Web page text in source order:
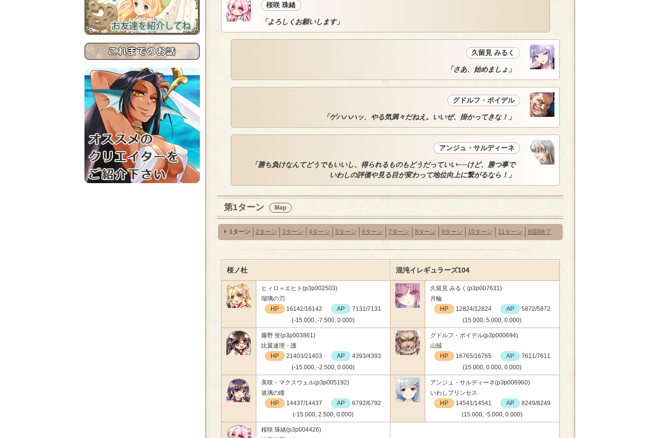
桜咲 珠緒
「よろしくお願いします」
久留見 みるく
「さあ、始めましょ」
グドルフ・ボイデル
「ゲハハハッ、やる気満々だねえ。いいぜ、掛かってきな！」
アンジュ・サルディーネ
「勝ち負けなんてどうでもいいし、得られるものもどうだっていい──けど、勝つ事で
いわしの評価や見る目が変わって地位向上に繋がるなら！」
第1ターン Map
1ターン 2ターン 3ターン 4ターン 5ターン 6ターン 7ターン 8ターン 9ターン 10ターン 11ターン 戦闘終了
桜ノ杜 混沌イレギュラーズ104
ヒィロ＝エヒト(p3p002503)
瑠璃の刃
HP
16142/16142 AP
7131/7131
(-15.000, -7.500, 0.000)
久留見 みるく(p3p007631)
月輪
HP
12824/12824 AP
5872/5872
(15.000, 5.000, 0.000)
藤野 蛍(p3p003861)
比翼連理・護
HP
21403/21403 AP
4393/4393
(-15.000, -2.500, 0.000)
グドルフ・ボイデル(p3p000694)
山賊
HP
16765/16765 AP
7611/7611
(15.000, 0.000, 0.000)
美咲・マクスウェル(p3p005192)
玻璃の瞳
HP
14437/14437 AP
6792/6792
(-15.000, 2.500, 0.000)
アンジュ・サルディーネ(p3p006960)
いわしプリンセス
HP
14541/14541 AP
8249/8249
(15.000, -5.000, 0.000)
桜咲 珠緒(p3p004426)